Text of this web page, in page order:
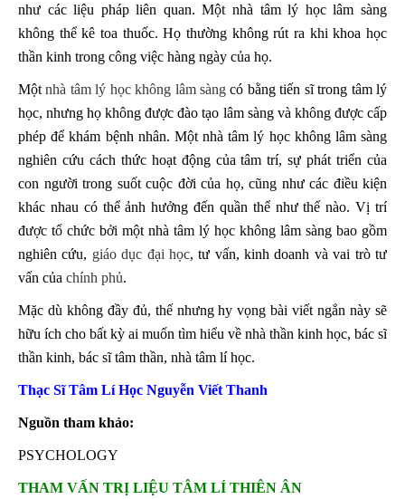
như các liệu pháp liên quan. Một nhà tâm lý học lâm sàng
không thể kê toa thuốc. Họ thường không rút ra khi khoa học
thần kinh trong công việc hàng ngày của họ.
Mộtnhà tâm lý học không lâm sàng có bằng tiến sĩ trong tâm lý
học, nhưng họ không được đào tạo lâm sàng và không được cấp
phép để khám bệnh nhân. Một nhà tâm lý học không lâm sàng
nghiên cứu cách thức hoạt động của tâm trí, sự phát triển của
con người trong suốt cuộc đời của họ, cũng như các điều kiện
khác nhau có thể ảnh hưởng đến quần thể như thế nào. Vị trí
được tổ chức bởi một nhà tâm lý học không lâm sàng bao gồm
nghiên cứu, giáo dục đại học, tư vấn, kinh doanh và vai trò tư
vấn của chính phủ.
Mặc dù không đầy đủ, thế nhưng hy vọng bài viết ngắn này sẽ
hữu ích cho bất kỳ ai muốn tìm hiểu về nhà thần kinh học, bác sĩ
thần kinh, bác sĩ tâm thần, nhà tâm lí học.
Thạc Sĩ Tâm Lí Học Nguyễn Viết Thanh
Nguồn tham khảo:
PSYCHOLOGY
THAM VẤN TRỊ LIỆU TÂM LÍ THIÊN ÂN